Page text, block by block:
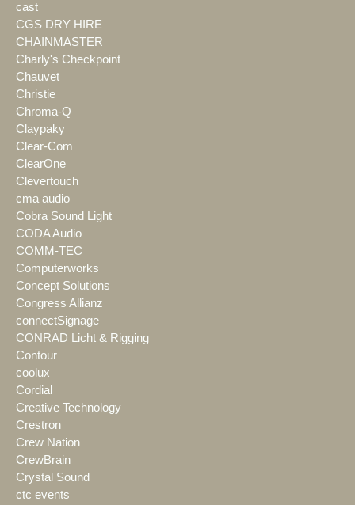
cast
CGS DRY HIRE
CHAINMASTER
Charly's Checkpoint
Chauvet
Christie
Chroma-Q
Claypaky
Clear-Com
ClearOne
Clevertouch
cma audio
Cobra Sound Light
CODA Audio
COMM-TEC
Computerworks
Concept Solutions
Congress Allianz
connectSignage
CONRAD Licht & Rigging
Contour
coolux
Cordial
Creative Technology
Crestron
Crew Nation
CrewBrain
Crystal Sound
ctc events